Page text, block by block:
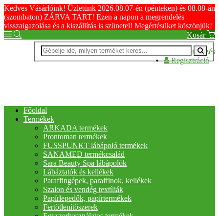
Kedves Vásárlóink! Üzletünk 2026.08.07-én (pénteken) és 08.08-án
(szombaton) ZÁRVA TART! Ezen a napon a megrendelés
visszaigazolása és a kiszállítás is szünetel! Megértésüket köszönjük!
Kosár
Bejelentkezés
Regisztráció
Főoldal
Termékek
ARKADA termékek
Prontoman termékek
FUSSPUNKT lábápoló termékek
SANAMED termékcsalád
Sara Beauty Spa lábápolók
Lábáztatók és kellékek
Paraffingépek, paraffinok, kellékek
Szalon és vendég textíliák
Papírlepedők, papírtermékek
Fertőtlenítőszerek